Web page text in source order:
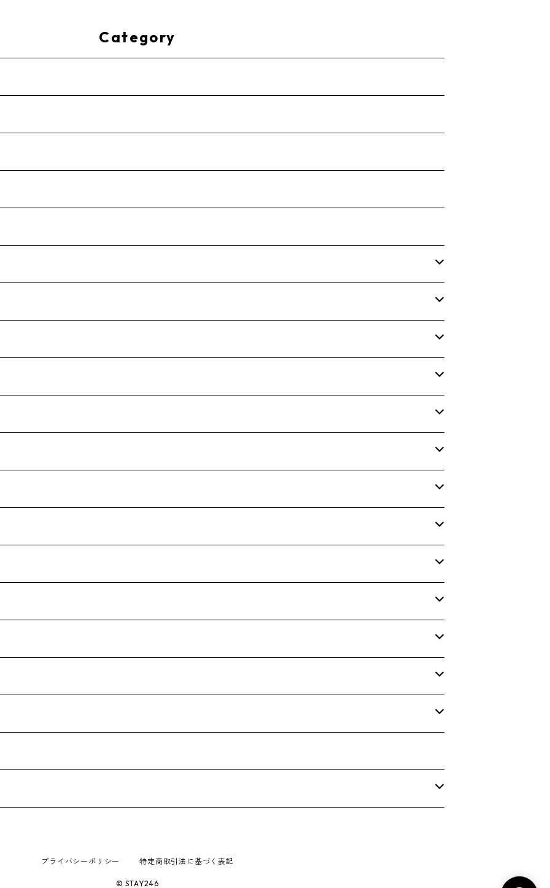
Category
プライバシーポリシー 特定商取引法に基づく表記
© STAY246